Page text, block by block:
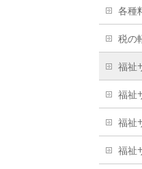
各種
税の
福祉
福祉
福祉
福祉